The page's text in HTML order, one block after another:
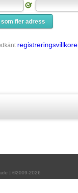
fler adress
| ©2009-2026